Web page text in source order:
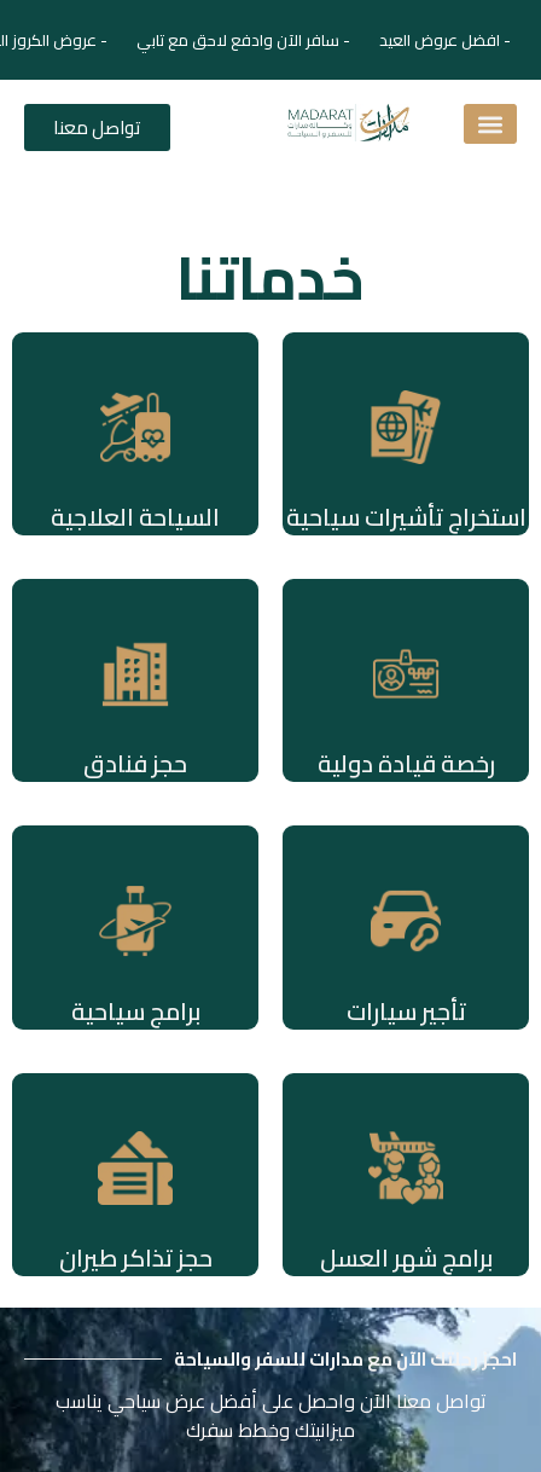
- افضل عروض العيد - سافر الآن وادفع لاحق مع تابي - عروض الكروز
تواصل معنا
خدماتنا
استخراج تأشيرات سياحية السياحة العلاجية
رخصة قيادة دولية حجز فنادق
تأجير سيارات برامج سياحية
برامج شهر العسل حجز تذاكر طيران
احجز رحلتك الآن مع مدارات للسفر والسياحة
تواصل معنا الآن واحصل على أفضل عرض سياحي يناسب
ميزانيتك وخطط سفرك